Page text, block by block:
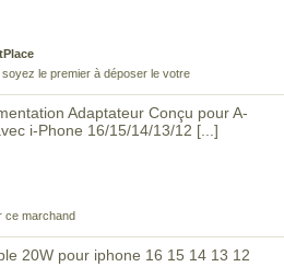
le premier à déposer le votre
Adaptateur Conçu pour A-
i-Phone 16/15/14/13/12 [...]
ce marchand
20W pour iphone 16 15 14 13 12